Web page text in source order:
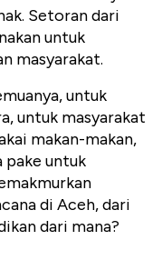
Setoran dari
untuk
masyarakat.
untuk
untuk masyarakat
makan-makan,
pake untuk
di Aceh, dari
dari mana?